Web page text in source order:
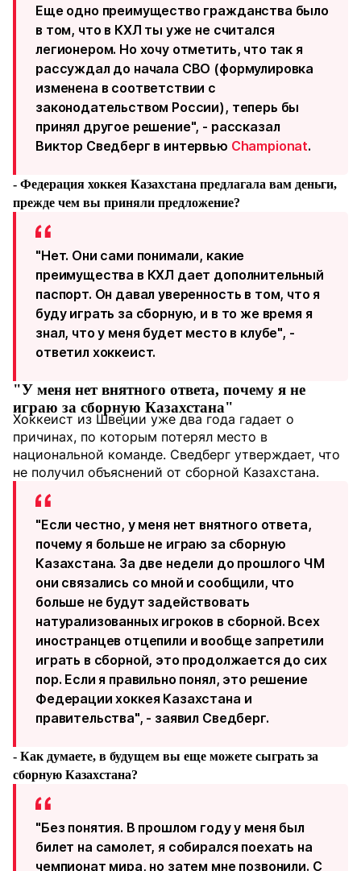
Еще одно преимущество гражданства было
в том, что в КХЛ ты уже не считался
легионером. Но хочу отметить, что так я
рассуждал до начала СВО (формулировка
изменена в соответствии с
законодательством России), теперь бы
принял другое решение", - рассказал
Виктор Сведберг в интервью Championat.
- Федерация хоккея Казахстана предлагала вам деньги,
прежде чем вы приняли предложение?
"Нет. Они сами понимали, какие
преимущества в КХЛ дает дополнительный
паспорт. Он давал уверенность в том, что я
буду играть за сборную, и в то же время я
знал, что у меня будет место в клубе", -
ответил хоккеист.
"У меня нет внятного ответа, почему я не
играю за сборную Казахстана"
Хоккеист из Швеции уже два года гадает о
причинах, по которым потерял место в
национальной команде. Сведберг утверждает, что
не получил объяснений от сборной Казахстана.
"Если честно, у меня нет внятного ответа,
почему я больше не играю за сборную
Казахстана. За две недели до прошлого ЧМ
они связались со мной и сообщили, что
больше не будут задействовать
натурализованных игроков в сборной. Всех
иностранцев отцепили и вообще запретили
играть в сборной, это продолжается до сих
пор. Если я правильно понял, это решение
Федерации хоккея Казахстана и
правительства", - заявил Сведберг.
- Как думаете, в будущем вы еще можете сыграть за
сборную Казахстана?
"Без понятия. В прошлом году у меня был
билет на самолет, я собирался поехать на
чемпионат мира, но затем мне позвонили. С